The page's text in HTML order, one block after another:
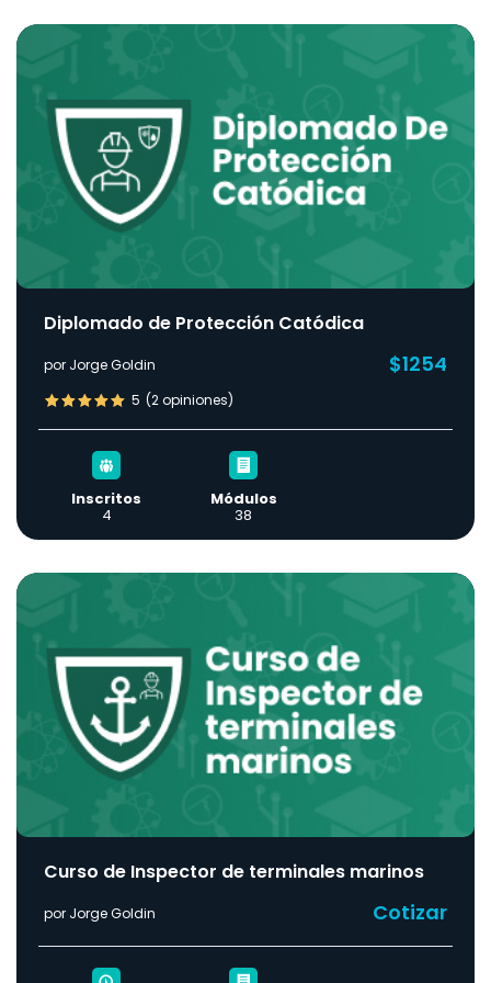
Diplomado de Protección Catódica
por Jorge Goldin $1254
5 (2 opiniones)
Inscritos
4
Módulos
38
Curso de Inspector de terminales marinos
por Jorge Goldin Cotizar